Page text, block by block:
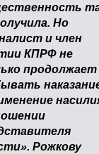
Но
и член
КПРФ не
продолжает
Рожкову